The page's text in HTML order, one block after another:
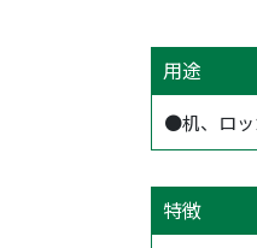
用途
●机、ロッ
特徴